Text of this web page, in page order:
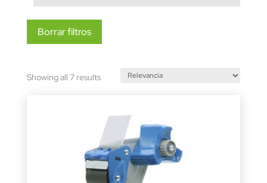
Borrar filtros
Showing all 7 resultsSorted
latest